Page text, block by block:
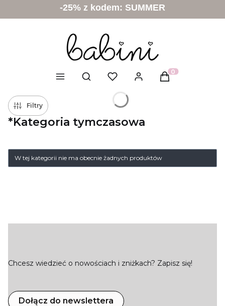
-25% z kodem: SUMMER
Otwórz wyszukiwarkęProdukty w
Filtry
*Kategoria tymczasowa
W tej kategorii nie ma obecnie żadnych produktów
Chcesz wiedzieć o nowościach i zniżkach? Zapisz się!
Dołącz do newslettera